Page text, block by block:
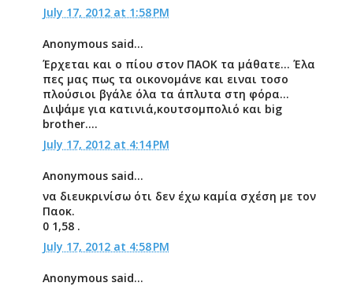
July 17, 2012 at 1:58 PM
Anonymous said...
Έρχεται και ο πίου στον ΠΑΟΚ τα μάθατε... Έλα
πες μας πως τα οικονομάνε και ειναι τοσο
πλούσιοι βγάλε όλα τα άπλυτα στη φόρα...
Διψάμε για κατινιά,κουτσομπολιό και big
brother....
July 17, 2012 at 4:14 PM
Anonymous said...
να διευκρινίσω ότι δεν έχω καμία σχέση με τον
Παοκ.
0 1,58 .
July 17, 2012 at 4:58 PM
Anonymous said...